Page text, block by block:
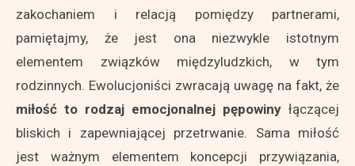
zakochaniem i relacją pomiędzy partnerami,
pamiętajmy, że jest ona niezwykle istotnym
elementem związków międzyludzkich, w tym
rodzinnych. Ewolucjoniści zwracają uwagę na fakt, że
miłość to rodzaj emocjonalnej pępowiny łączącej
bliskich i zapewniającej przetrwanie. Sama miłość
jest ważnym elementem koncepcji przywiązania,